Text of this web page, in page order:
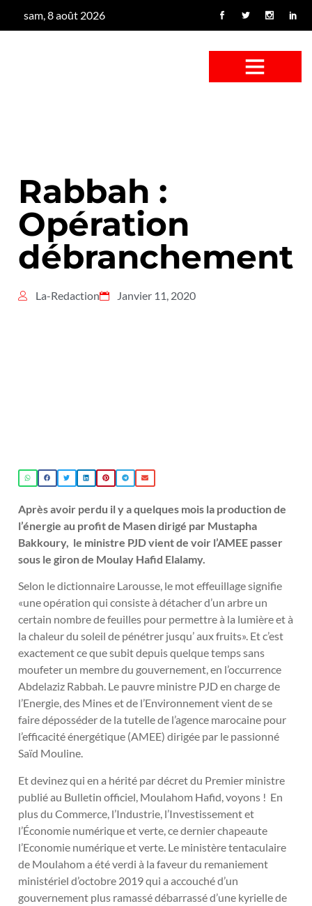
sam, 8 août 2026
Rabbah :
Opération
débranchement
La-Redaction Janvier 11, 2020
Après avoir perdu il y a quelques mois la production de
l’énergie au profit de Masen dirigé par Mustapha
Bakkoury, le ministre PJD vient de voir l’AMEE passer
sous le giron de Moulay Hafid Elalamy.
Selon le dictionnaire Larousse, le mot effeuillage signifie
«une opération qui consiste à détacher d’un arbre un
certain nombre de feuilles pour permettre à la lumière et à
la chaleur du soleil de pénétrer jusqu’ aux fruits». Et c’est
exactement ce que subit depuis quelque temps sans
moufeter un membre du gouvernement, en l’occurrence
Abdelaziz Rabbah. Le pauvre ministre PJD en charge de
l’Energie, des Mines et de l’Environnement vient de se
faire déposséder de la tutelle de l’agence marocaine pour
l’efficacité énergétique (AMEE) dirigée par le passionné
Saïd Mouline.
Et devinez qui en a hérité par décret du Premier ministre
publié au Bulletin officiel, Moulahom Hafid, voyons ! En
plus du Commerce, l’Industrie, l’Investissement et
l’Économie numérique et verte, ce dernier chapeaute
l’Economie numérique et verte. Le ministère tentaculaire
de Moulahom a été verdi à la faveur du remaniement
ministériel d’octobre 2019 qui a accouché d’un
gouvernement plus ramassé débarrassé d’une kyrielle de